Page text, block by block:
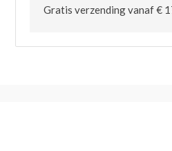
Gratis verzending vanaf €